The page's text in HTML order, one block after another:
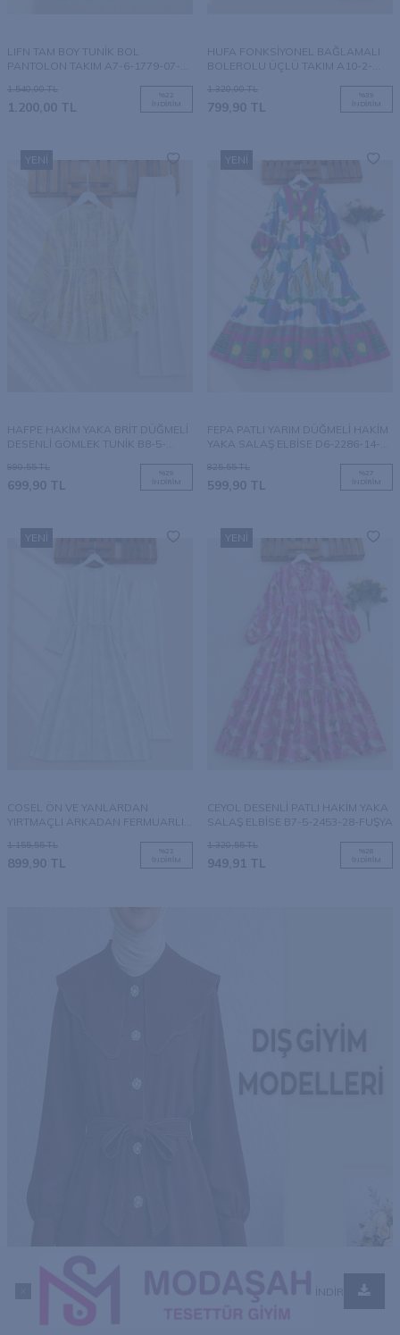
İNDİR
LIFN TAM BOY TUNİK BOL
PANTOLON TAKIM A7-6-1779-07-
1.540,00TL
1.200,00 TL
İNDIRIM
HUFA FONKSİYONEL BAĞLAMALI
BOLEROLU ÜÇLÜ TAKIM A10-2-
1.320,00TL
799,90 TL
İNDIRIM
YENI
HAFPE HAKİM YAKA BRİT DÜĞMELİ
DESENLİ GÖMLEK TUNİK B8-5-
990,55TL
699,90 TL
İNDIRIM
YENI
FEPA PATLI YARIM DÜĞMELİ HAKİM
YAKA SALAŞ ELBİSE D6-2286-14-
825,55TL
599,90 TL
27
İNDIRIM
YENI
COSEL ÖN VE YANLARDAN
YIRTMAÇLI ARKADAN FERMUARLI
YEŞİL
1.155,55TL
899,90 TL
İNDIRIM
YENI
CEYOL DESENLİ PATLI HAKİM YAKA
SALAŞ ELBİSE B7-5-2453-28-FUŞYA
1.320,55TL
949,91 TL
İNDIRIM
Favoriler